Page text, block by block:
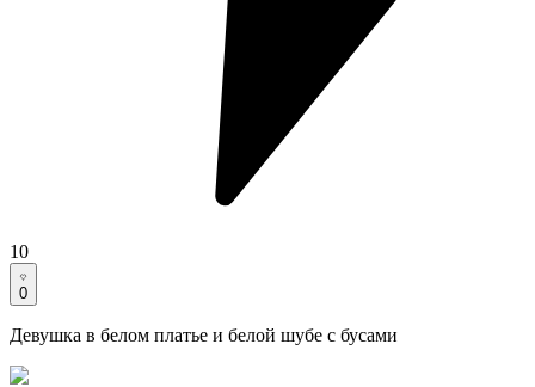
10
0
Девушка в белом платье и белой шубе с бусами